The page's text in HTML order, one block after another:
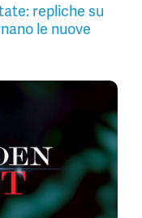
repliche su
le nuove